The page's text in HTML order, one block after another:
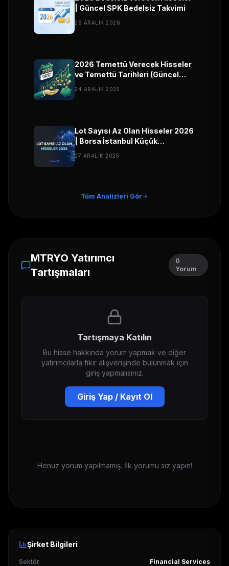
| Güncel SPK Bedelsiz Takvimi
26 ARALIK 2026
2026 Temettü Verecek Hisseler
ve Temettü Tarihleri (Güncel
24 ARALIK 2025
Lot Sayısı Az Olan Hisseler 2026
| Borsa İstanbul Küçük
27 ARALIK 2025
Tüm Analizleri Gör
MTRYO Yatırımcı
Tartışmaları
0
Yorum
Tartışmaya Katılın
Bu hisse hakkında yorum yapmak ve diğer
yatırımcılarla fikir alışverişinde bulunmak için
giriş yapmalısınız.
Giriş Yap / Kayıt Ol
Henüz yorum yapılmamış. İlk yorumu siz yapın!
Şirket Bilgileri
Sektör Financial Services